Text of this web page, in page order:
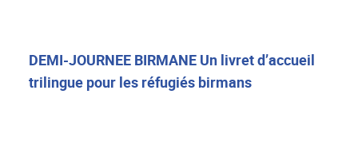
DEMI-JOURNEE BIRMANE Un livret d’accueil
trilingue pour les réfugiés birmans